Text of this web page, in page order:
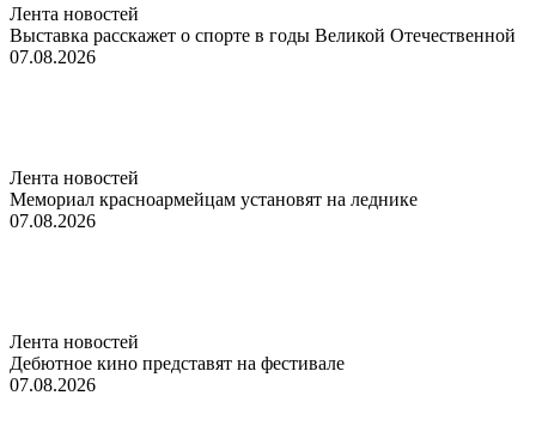
Лента новостей
Выставка расскажет о спорте в годы Великой Отечественной
07.08.2026
Лента новостей
Мемориал красноармейцам установят на леднике
07.08.2026
Лента новостей
Дебютное кино представят на фестивале
07.08.2026